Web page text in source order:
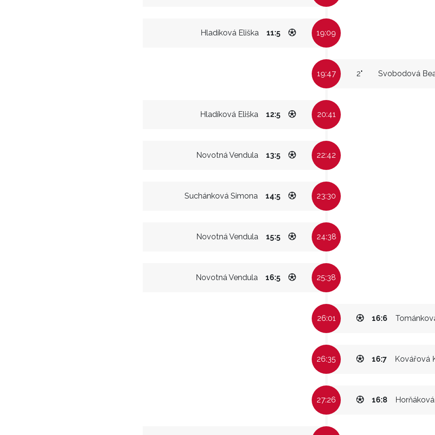
Hladíková Eliška 11:5 19:09
19:47 Svobodová
2"
Hladíková Eliška 12:5 20:41
Novotná Vendula 13:5 22:42
Suchánková Simona 14:5 23:30
Novotná Vendula 15:5 24:38
Novotná Vendula 16:5 25:38
26:01 16:6
26:35 Kovářová
16:7
27:26 16:8